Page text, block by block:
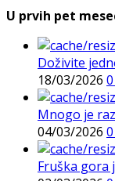
U prvih pet
Doživite
18/03/2026
Mnogo je
04/03/2026
Fruška gora